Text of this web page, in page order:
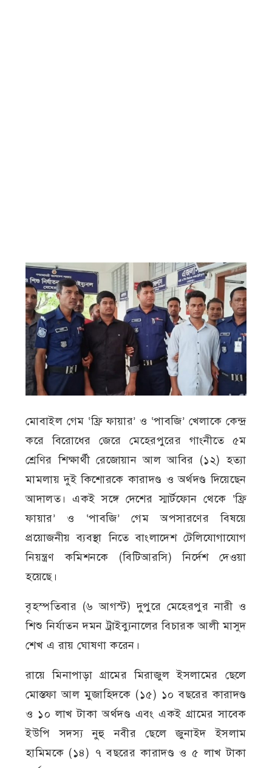
মোবাইল গেম ‘ফ্রি ফায়ার’ ও ‘পাবজি’ খেলাকে কেন্দ্র
করে বিরোধের জেরে মেহেরপুরের গাংনীতে ৫ম
শ্রেণির শিক্ষার্থী রেজোয়ান আল আবির (১২) হত্যা
মামলায় দুই কিশোরকে কারাদণ্ড ও অর্থদণ্ড দিয়েছেন
আদালত। একই সঙ্গে দেশের স্মার্টফোন থেকে ‘ফ্রি
ফায়ার’ ও ‘পাবজি’ গেম অপসারণের বিষয়ে
প্রয়োজনীয় ব্যবস্থা নিতে বাংলাদেশ টেলিযোগাযোগ
নিয়ন্ত্রণ কমিশনকে (বিটিআরসি) নির্দেশ দেওয়া
হয়েছে।
বৃহস্পতিবার (৬ আগস্ট) দুপুরে মেহেরপুর নারী ও
শিশু নির্যাতন দমন ট্রাইব্যুনালের বিচারক আলী মাসুদ
শেখ এ রায় ঘোষণা করেন।
রায়ে মিনাপাড়া গ্রামের মিরাজুল ইসলামের ছেলে
মোস্তফা আল মুজাহিদকে (১৫) ১০ বছরের কারাদণ্ড
ও ১০ লাখ টাকা অর্থদণ্ড এবং একই গ্রামের সাবেক
ইউপি সদস্য নুহু নবীর ছেলে জুনাইদ ইসলাম
হামিমকে (১৪) ৭ বছরের কারাদণ্ড ও ৫ লাখ টাকা